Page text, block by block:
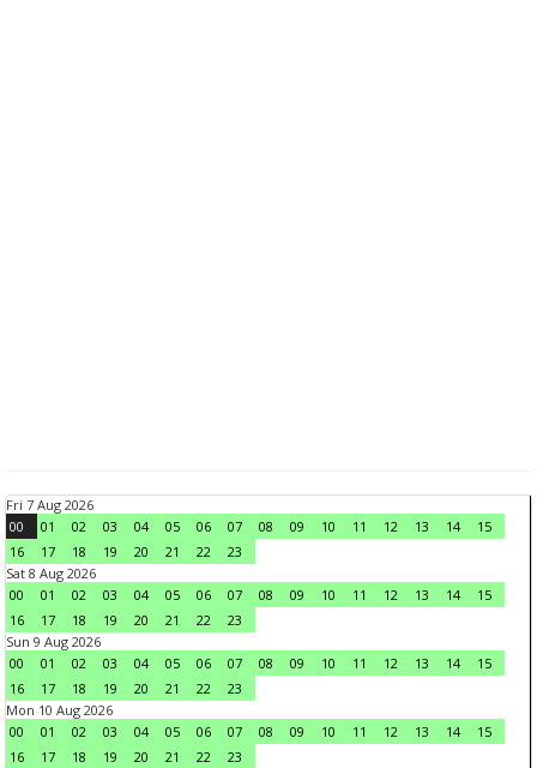
Fri 7 Aug 2026
00
01 02 03 04 05 06 07 08 09 10 11 12 13 14
15
16
17 18 19 20 21 22
23
Sat 8 Aug 2026
00
01 02 03 04 05 06 07 08 09 10 11 12 13 14
15
16
17 18 19 20 21 22
23
Sun 9 Aug 2026
00
01 02 03 04 05 06 07 08 09 10 11 12 13 14
15
16
17 18 19 20 21 22
23
Mon 10 Aug 2026
00
01 02 03 04 05 06 07 08 09 10 11 12 13 14
15
16
17 18 19 20 21 22
23